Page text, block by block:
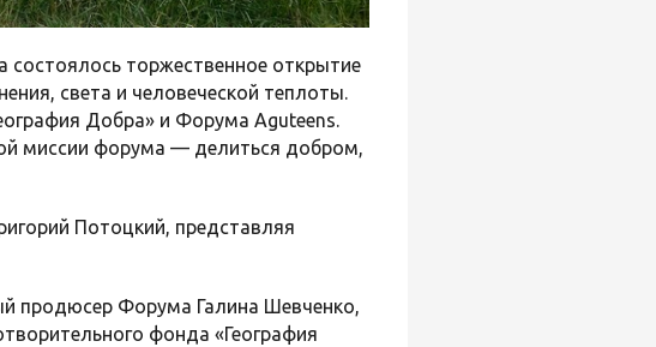
торжественное открытие
света и человеческой теплоты.
Добра» и Форума Aguteens.
миссии форума — делиться добром,
Потоцкий, представляя
продюсер Форума Галина Шевченко,
фонда «География